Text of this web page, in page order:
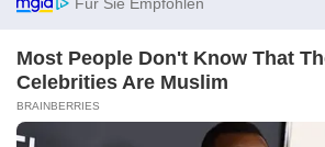
JETZT MEHR ERFAHREN
EuroStoxx 50 Dow Jones
Most People Don't Know That
Celebrities Are Muslim
BRAINBERRIES